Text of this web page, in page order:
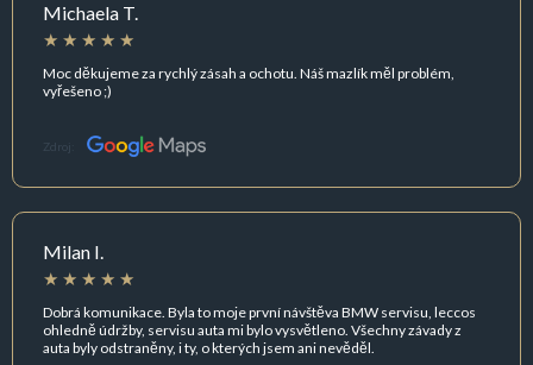
Michaela T.
Moc děkujeme za rychlý zásah a ochotu. Náš mazlík měl problém,
vyřešeno ;)
Zdroj:
Milan I.
Dobrá komunikace. Byla to moje první návštěva BMW servisu, leccos
ohledně údržby, servisu auta mi bylo vysvětleno. Všechny závady z
auta byly odstraněny, i ty, o kterých jsem ani nevěděl.